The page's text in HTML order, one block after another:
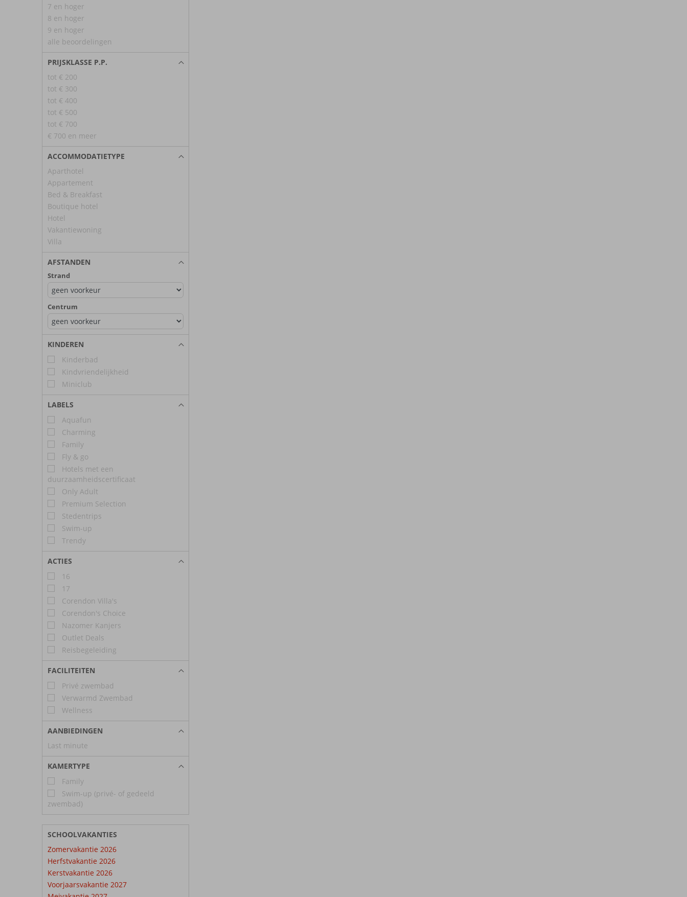
7 en hoger
8 en hoger
9 en hoger
alle beoordelingen
PRIJSKLASSE P.P.
tot € 200
tot € 300
tot € 400
tot € 500
tot € 700
€ 700 en meer
ACCOMMODATIETYPE
Aparthotel
Appartement
Bed & Breakfast
Boutique hotel
Hotel
Vakantiewoning
Villa
AFSTANDEN
Strand
Centrum
KINDEREN
Kinderbad
Kindvriendelijkheid
Miniclub
LABELS
Aquafun
Charming
Family
Fly & go
Hotels met een
duurzaamheidscertificaat
Only Adult
Premium Selection
Stedentrips
Swim-up
Trendy
ACTIES
16
17
Corendon Villa's
Corendon's Choice
Nazomer Kanjers
Outlet Deals
Reisbegeleiding
FACILITEITEN
Privé zwembad
Verwarmd Zwembad
Wellness
AANBIEDINGEN
Last minute
KAMERTYPE
Family
Swim-up (privé- of gedeeld
zwembad)
SCHOOLVAKANTIES
Zomervakantie 2026
Herfstvakantie 2026
Kerstvakantie 2026
Voorjaarsvakantie 2027